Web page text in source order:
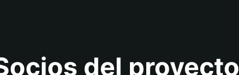
del proyecto